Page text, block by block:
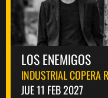
LOS ENEMIGOS
INDUSTRIAL COPERA
JUE 11 FEB 2027